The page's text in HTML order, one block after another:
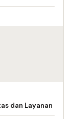
dan Layanan